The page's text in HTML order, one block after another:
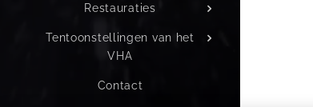
Restauraties
Tentoonstellingen van het
VHA
Contact